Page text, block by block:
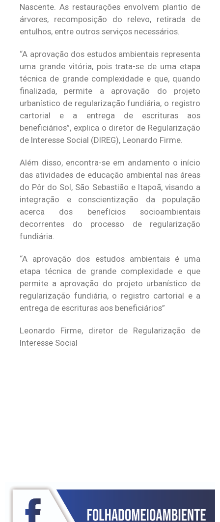
Nascente. As restaurações envolvem plantio de
árvores, recomposição do relevo, retirada de
entulhos, entre outros serviços necessários.
“A aprovação dos estudos ambientais representa
uma grande vitória, pois trata-se de uma etapa
técnica de grande complexidade e que, quando
finalizada, permite a aprovação do projeto
urbanístico de regularização fundiária, o registro
cartorial e a entrega de escrituras aos
beneficiários”, explica o diretor de Regularização
de Interesse Social (DIREG), Leonardo Firme.
Além disso, encontra-se em andamento o início
das atividades de educação ambiental nas áreas
do Pôr do Sol, São Sebastião e Itapoã, visando a
integração e conscientização da população
acerca dos benefícios socioambientais
decorrentes do processo de regularização
fundiária.
“A aprovação dos estudos ambientais é uma
etapa técnica de grande complexidade e que
permite a aprovação do projeto urbanístico de
regularização fundiária, o registro cartorial e a
entrega de escrituras aos beneficiários”
Leonardo Firme, diretor de Regularização de
Interesse Social